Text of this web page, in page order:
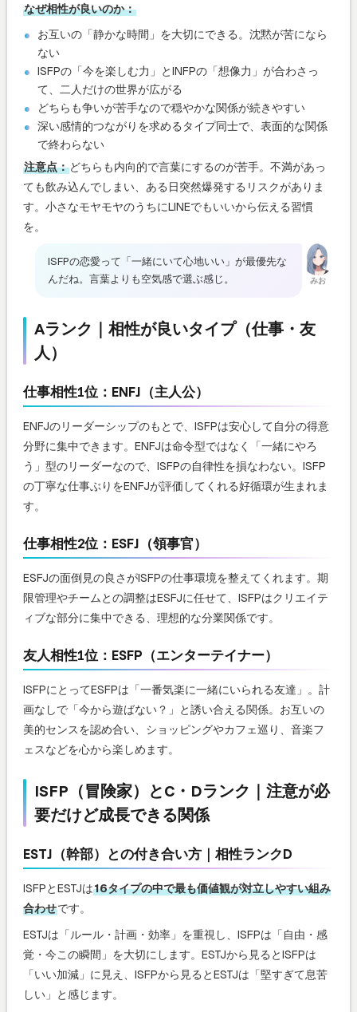
なぜ相性が良いのか：
お互いの「静かな時間」を大切にできる。沈黙が苦になら
ない
ISFPの「今を楽しむ力」とINFPの「想像力」が合わさっ
て、二人だけの世界が広がる
どちらも争いが苦手なので穏やかな関係が続きやすい
深い感情的つながりを求めるタイプ同士で、表面的な関係
で終わらない
注意点：どちらも内向的で言葉にするのが苦手。不満があっ
ても飲み込んでしまい、ある日突然爆発するリスクがありま
す。小さなモヤモヤのうちにLINEでもいいから伝える習慣
を。
みお
ISFPの恋愛って「一緒にいて心地いい」が最優先な
んだね。言葉よりも空気感で選ぶ感じ。
Aランク｜相性が良いタイプ（仕事・友
人）
仕事相性1位：ENFJ（主人公）
ENFJのリーダーシップのもとで、ISFPは安心して自分の得意
分野に集中できます。ENFJは命令型ではなく「一緒にやろ
う」型のリーダーなので、ISFPの自律性を損なわない。ISFP
の丁寧な仕事ぶりをENFJが評価してくれる好循環が生まれま
す。
仕事相性2位：ESFJ（領事官）
ESFJの面倒見の良さがISFPの仕事環境を整えてくれます。期
限管理やチームとの調整はESFJに任せて、ISFPはクリエイテ
ィブな部分に集中できる、理想的な分業関係です。
友人相性1位：ESFP（エンターテイナー）
ISFPにとってESFPは「一番気楽に一緒にいられる友達」。計
画なしで「今から遊ばない？」と誘い合える関係。お互いの
美的センスを認め合い、ショッピングやカフェ巡り、音楽フ
ェスなどを心から楽しめます。
ISFP（冒険家）とC・Dランク｜注意が必
要だけど成長できる関係
ESTJ（幹部）との付き合い方｜相性ランクD
ISFPとESTJは16タイプの中で最も価値観が対立しやすい組み
合わせです。
ESTJは「ルール・計画・効率」を重視し、ISFPは「自由・感
覚・今この瞬間」を大切にします。ESTJから見るとISFPは
「いい加減」に見え、ISFPから見るとESTJは「堅すぎて息苦
しい」と感じます。